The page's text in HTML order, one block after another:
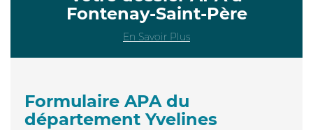
Fontenay-Saint-Père
En Savoir Plus
Formulaire APA du
département Yvelines